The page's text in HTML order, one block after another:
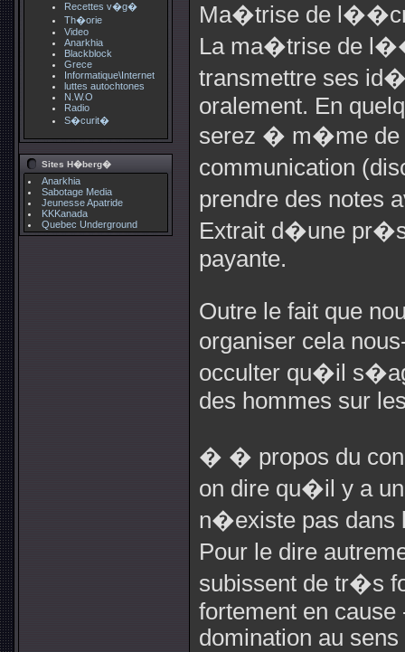
Recettes v�g�
Th�orie
Video
Anarkhia
Blackblock
Grece
Informatique\Internet
luttes autochtones
N.W.O
Radio
S�curit�
Sites H�berg�
Anarkhia
Sabotage Media
Jeunesse Apatride
KKKanada
Quebec Underground
Ma�trise de
La ma�trise de
transmettre ses
oralement. En
serez � m�me de
communication
prendre des notes
Extrait d�une
payante.
Outre le fait que
organiser cela
occulter qu�il
des hommes sur
� � propos du
on dire qu�il y a
n�existe pas
Pour le dire
subissent de tr�s
fortement en
domination au